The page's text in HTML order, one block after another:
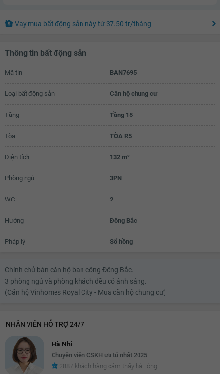
Vay mua bất động sản nàytừ 37.50 tr/tháng
Thông tin bất động sản
Mã tin BAN7695
Loại bất động sản Căn hộ chung cư
Tầng Tầng 15
Tòa TÒA R5
Diện tích 132 m²
Phòng ngủ 3PN
WC 2
Hướng Đông Bắc
Pháp lý Sổ hồng
Chính chủ bán căn hộ ban công Đông Bắc.
3 phòng ngủ và phòng khách đều có ánh sáng.
(Căn hộ Vinhomes Royal City - Mua căn hộ chung cư)
NHÂN VIÊN HỖ TRỢ 24/7
Hà Nhi
Chuyên viên CSKH ưu tú nhất 2025
2887 khách hàng cảm thấy hài lòng